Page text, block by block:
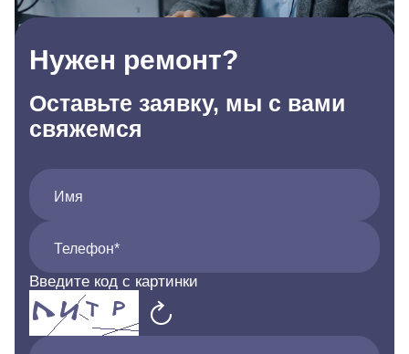
Нужен ремонт?
Оставьте заявку, мы с вами
свяжемся
Имя
Телефон*
Введите код с картинки